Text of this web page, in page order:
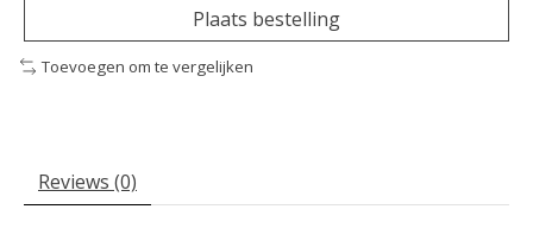
Plaats bestelling
Toevoegen om te vergelijken
Reviews (0)